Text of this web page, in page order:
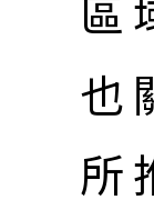
區
也
所